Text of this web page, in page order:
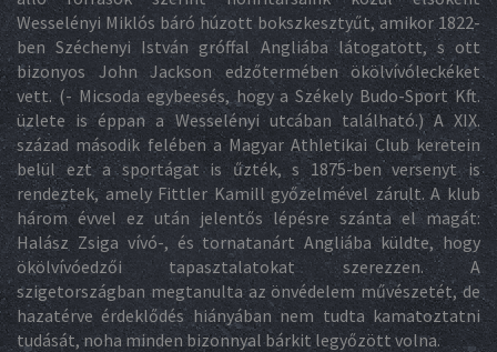
Wesselényi Miklós báró húzott bokszkesztyűt, amikor 1822-
ben Széchenyi István gróffal Angliába látogatott, s ott
bizonyos John Jackson edzőtermében ökölvívóleckéket
vett. (- Micsoda egybeesés, hogy a Székely Budo-Sport Kft.
üzlete is éppan a Wesselényi utcában található.) A XIX.
század második felében a Magyar Athletikai Club keretein
belül ezt a sportágat is űzték, s 1875-ben versenyt is
rendeztek, amely Fittler Kamill győzelmével zárult. A klub
három évvel ez után jelentős lépésre szánta el magát:
Halász Zsiga vívó-, és tornatanárt Angliába küldte, hogy
ökölvívóedzői tapasztalatokat szerezzen. A
szigetországban megtanulta az önvédelem művészetét, de
hazatérve érdeklődés hiányában nem tudta kamatoztatni
tudását, noha minden bizonnyal bárkit legyőzött volna.